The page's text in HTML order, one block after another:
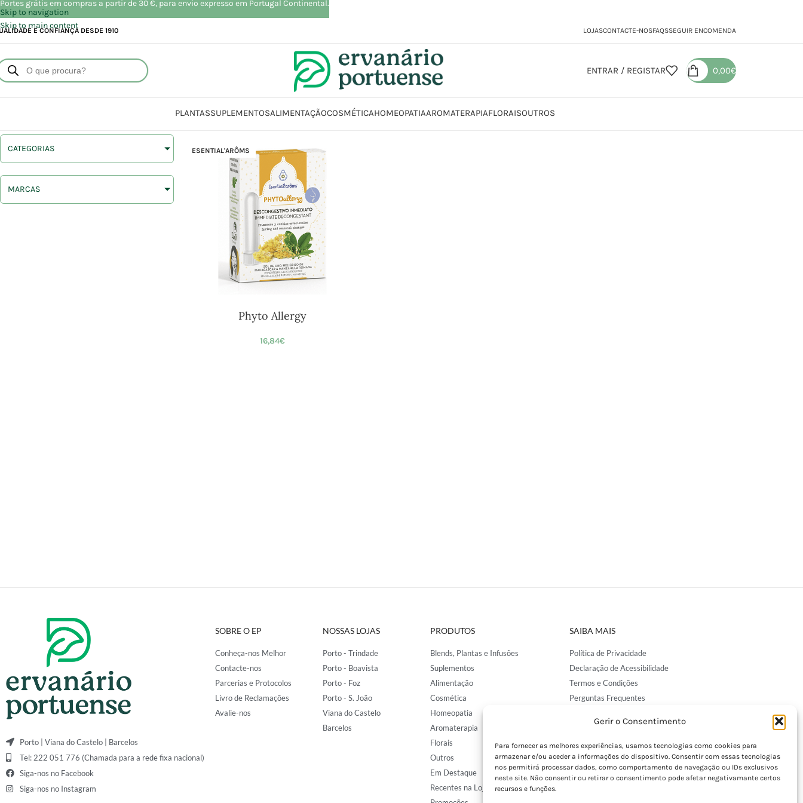
Gerir o Consentimento
Para fornecer as melhores experiências, usamos tecnologias como cookies para
armazenar e/ou aceder a informações do dispositivo. Consentir com essas tecnologias
nos permitirá processar dados, como comportamento de navegação ou IDs exclusivos
neste site. Não consentir ou retirar o consentimento pode afetar negativamante certos
recursos e funções.
Skip to navigation
Skip to main content
E CONFIANÇA DESDE 1910 LOJASCONTACTE-NOSFAQSSEGUIR ENCOMENDA
ENTRAR / REGISTAR 0,00€
PLANTASSUPLEMENTOSALIMENTAÇÃOCOSMÉTICAHOMEOPATIAAROMATERAPIAFLORAISOUTROS
CATEGORIAS
MARCAS
ESENTIAL'ARÔMS
Phyto Allergy
16,84€
Porto | Viana do Castelo | Barcelos
Tel: 222 051 776 (Chamada para a rede fixa nacional)
Siga-nos no Facebook
Siga-nos no Instagram
SOBRE O EP
Conheça-nos Melhor
Contacte-nos
Parcerias e Protocolos
Livro de Reclamações
Avalie-nos
NOSSAS LOJAS
Porto - Trindade
Porto - Boavista
Porto - Foz
Porto - S. João
Viana do Castelo
Barcelos
PRODUTOS
Blends, Plantas e Infusões
Suplementos
Alimentação
Cosmética
Homeopatia
Aromaterapia
Florais
Outros
Em Destaque
Recentes na Loja
SAIBA MAIS
Política de Privacidade
Declaração de Acessibilidade
Termos e Condições
Perguntas Frequentes
Encomendas Internacionais
Seguir Encomenda
Devoluções e Trocas
Portes grátis em compras a partir de 30 €, para envio expresso em Portugal Continental.